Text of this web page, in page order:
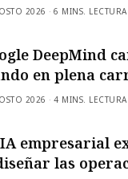
2026 6 MINS. LECTURA
DeepMind
en plena
2026 4 MINS. LECTURA
empresarial
las